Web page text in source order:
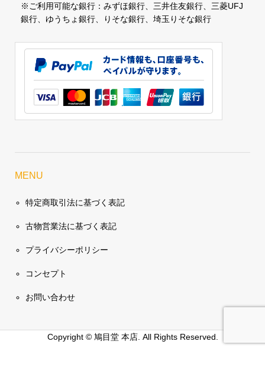
※ご利用可能な銀行：みずほ銀行、三井住友銀行、三菱UFJ
銀行、ゆうちょ銀行、りそな銀行、埼玉りそな銀行
MENU
特定商取引法に基づく表記
古物営業法に基づく表記
プライバシーポリシー
コンセプト
お問い合わせ
Copyright ©鳩目堂 本店. All Rights Reserved.